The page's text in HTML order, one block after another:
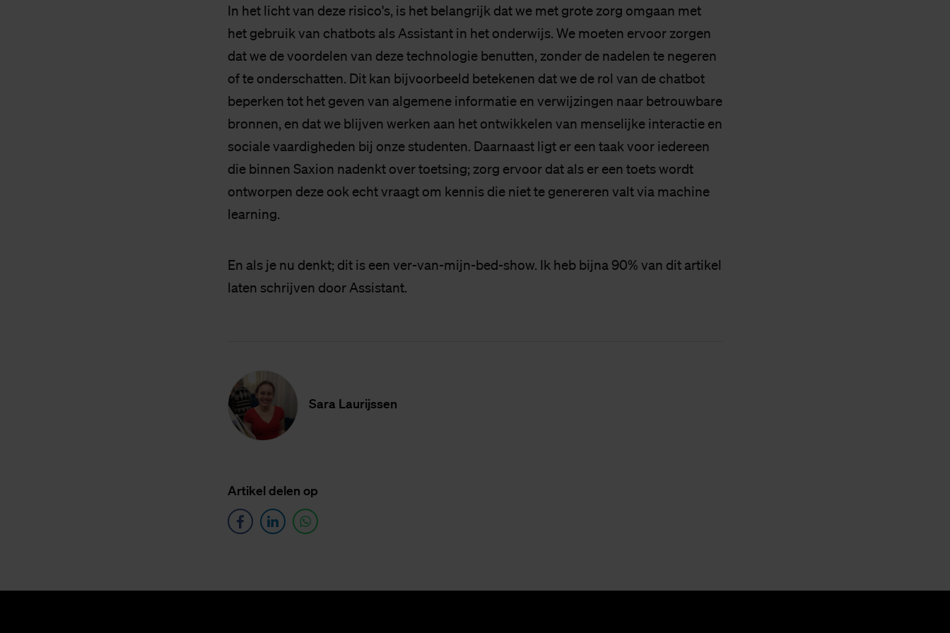
In het licht van deze risico's, is het belangrijk dat we met grote zorg omgaan met
het gebruik van chatbots als Assistant in het onderwijs. We moeten ervoor zorgen
dat we de voordelen van deze technologie benutten, zonder de nadelen te negeren
of te onderschatten. Dit kan bijvoorbeeld betekenen dat we de rol van de chatbot
beperken tot het geven van algemene informatie en verwijzingen naar betrouwbare
bronnen, en dat we blijven werken aan het ontwikkelen van menselijke interactie en
sociale vaardigheden bij onze studenten. Daarnaast ligt er een taak voor iedereen
die binnen Saxion nadenkt over toetsing; zorg ervoor dat als er een toets wordt
ontworpen deze ook echt vraagt om kennis die niet te genereren valt via machine
learning.
En als je nu denkt; dit is een ver-van-mijn-bed-show. Ik heb bijna 90% van dit artikel
laten schrijven door Assistant.
Sara Lau­rijs­sen
Ar­ti­kel de­len op